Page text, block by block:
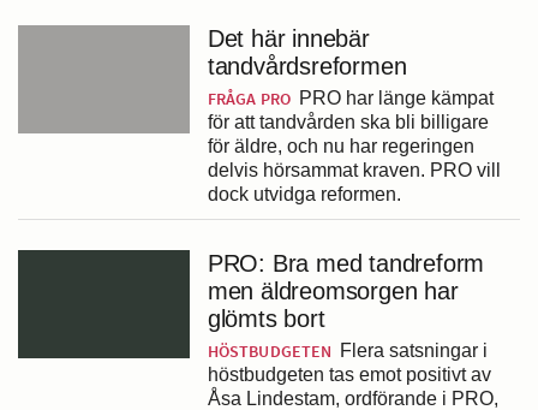
Det här innebär
tandvårdsreformen
FRÅGA PRO PRO har länge kämpat
för att tandvården ska bli billigare
för äldre, och nu har regeringen
delvis hörsammat kraven. PRO vill
dock utvidga reformen.
PRO: Bra med tandreform
men äldreomsorgen har
glömts bort
HÖSTBUDGETEN Flera satsningar i
höstbudgeten tas emot positivt av
Åsa Lindestam, ordförande i PRO,